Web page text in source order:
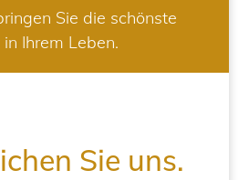
Sie die schönste
Ihrem Leben.
Sie uns.